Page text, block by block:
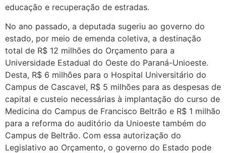
educação e recuperação de estradas.
No ano passado, a deputada sugeriu ao governo do
estado, por meio de emenda coletiva, a destinação
total de R$ 12 milhões do Orçamento para a
Universidade Estadual do Oeste do Paraná-Unioeste.
Desta, R$ 6 milhões para o Hospital Universitário do
Campus de Cascavel, R$ 5 milhões para as despesas de
capital e custeio necessárias à implantação do curso de
Medicina do Campus de Francisco Beltrão e R$ 1 milhão
para a reforma do auditório da Unioeste também do
Campus de Beltrão. Com essa autorização do
Legislativo ao Orçamento, o governo do Estado pode